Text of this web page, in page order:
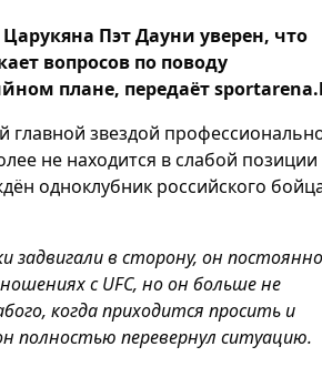
Пэт Дауни уверен, что
вопросов по поводу
плане, передаёт
главной звездой
не находится в слабой позиции
одноклубник российского
задвигали в сторону, он постоянно
с UFC, но он больше не
когда приходится просить и
полностью перевернул ситуацию.